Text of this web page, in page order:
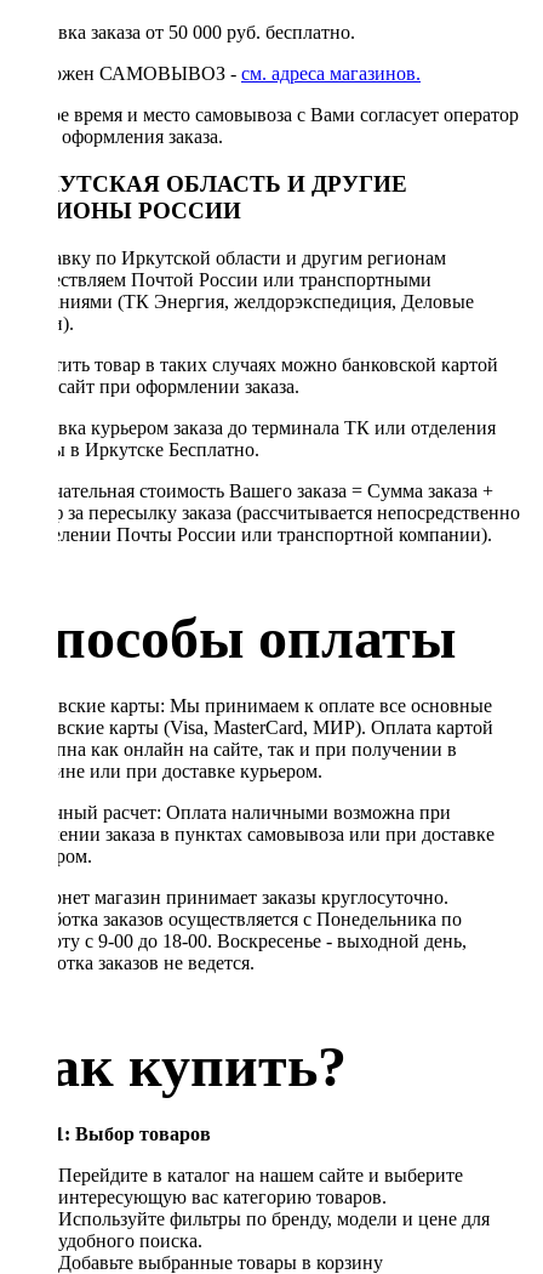
Доставка заказа от 50 000 руб. бесплатно.
Возможен САМОВЫВОЗ - см. адреса магазинов.
Точное время и место самовывоза с Вами согласует оператор
после оформления заказа.
ИРКУТСКАЯ ОБЛАСТЬ И ДРУГИЕ
РЕГИОНЫ РОССИИ
Отправку по Иркутской области и другим регионам
осуществляем Почтой России или транспортными
компаниями (ТК Энергия, желдорэкспедиция, Деловые
линии).
Оплатить товар в таких случаях можно банковской картой
через сайт при оформлении заказа.
Доставка курьером заказа до терминала ТК или отделения
Почты в Иркутске Бесплатно.
Окончательная стоимость Вашего заказа = Сумма заказа +
Тариф за пересылку заказа (рассчитывается непосредственно
в отделении Почты России или транспортной компании).
Способы оплаты
Банковские карты: Мы принимаем к оплате все основные
банковские карты (Visa, MasterCard, МИР). Оплата картой
доступна как онлайн на сайте, так и при получении в
магазине или при доставке курьером.
Наличный расчет: Оплата наличными возможна при
получении заказа в пунктах самовывоза или при доставке
курьером.
Интернет магазин принимает заказы круглосуточно.
Обработка заказов осуществляется с Понедельника по
Субботу с 9-00 до 18-00. Воскресенье - выходной день,
обработка заказов не ведется.
Как купить?
Шаг 1: Выбор товаров
Перейдите в каталог на нашем сайте и выберите
интересующую вас категорию товаров.
Используйте фильтры по бренду, модели и цене для
удобного поиска.
Добавьте выбранные товары в корзину